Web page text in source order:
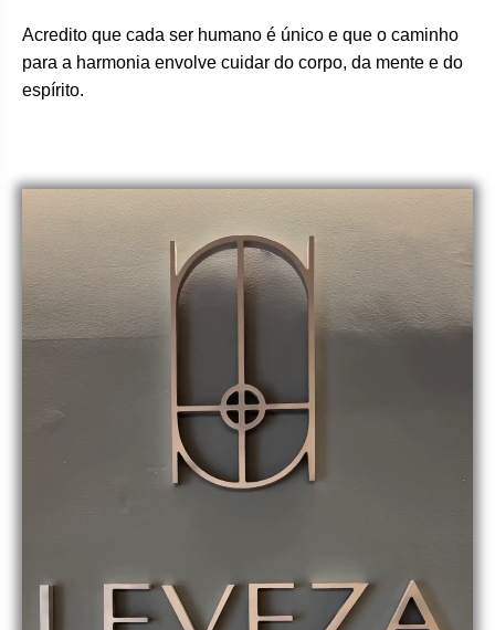
Acredito que cada ser humano é único e que o caminho
para a harmonia envolve cuidar do corpo, da mente e do
espírito.